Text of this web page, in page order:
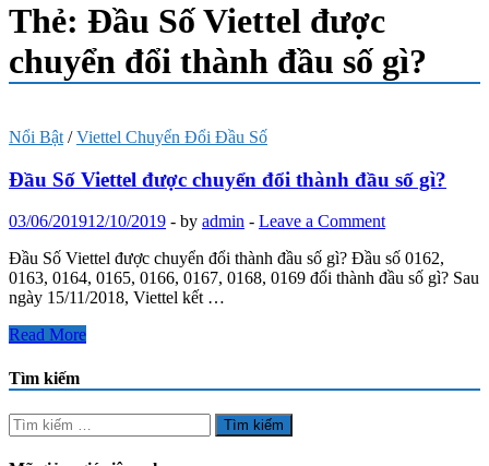
Thẻ: Đầu Số Viettel được
chuyển đổi thành đầu số gì?
Nổi Bật /Viettel Chuyển Đổi Đầu Số
Đầu Số Viettel được chuyển đổi thành đầu số gì?
03/06/201912/10/2019 - by admin - Leave a Comment
Đầu Số Viettel được chuyển đổi thành đầu số gì? Đầu số 0162,
0163, 0164, 0165, 0166, 0167, 0168, 0169 đổi thành đầu số gì? Sau
ngày 15/11/2018, Viettel kết …
Đầu
Viettel
được
chuyển
đổi
Read More
Tìm kiếm
Tìm
kiếm
cho: